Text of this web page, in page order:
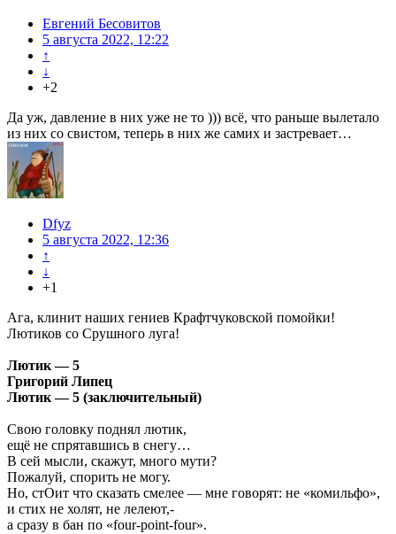
Евгений Бесовитов
5 августа 2022, 12:22
↑
↓
+2
Да уж, давление в них уже не то ))) всё, что раньше вылетало
из них со свистом, теперь в них же самих и застревает…
Dfyz
5 августа 2022, 12:36
↑
↓
+1
Ага, клинит наших гениев Крафтчуковской помойки!
Лютиков со Срушного луга!
Лютик — 5
Григорий Липец
Лютик — 5 (заключительный)
Свою головку поднял лютик,
ещё не спрятавшись в снегу…
В сей мысли, скажут, много мути?
Пожалуй, спорить не могу.
Но, стОит что сказать смелее — мне говорят: не «комильфо»,
и стих не холят, не лелеют,-
а сразу в бан по «four-point-four».